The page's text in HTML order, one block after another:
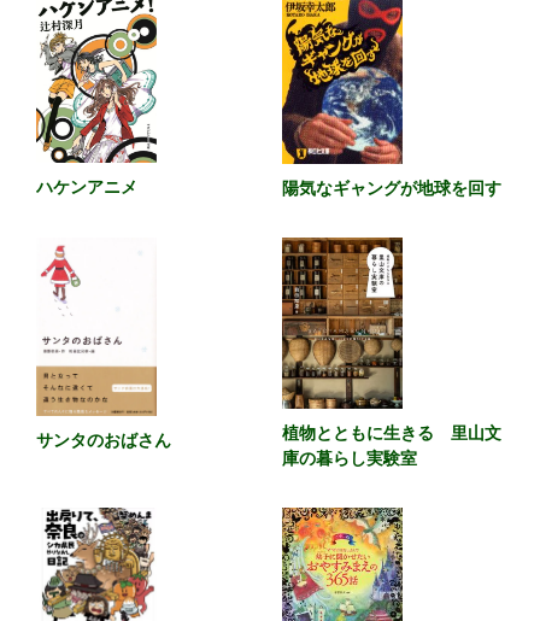
ハケンアニメ 陽気なギャングが地球を回す
サンタのおばさん
植物とともに生きる 里山文
庫の暮らし実験室